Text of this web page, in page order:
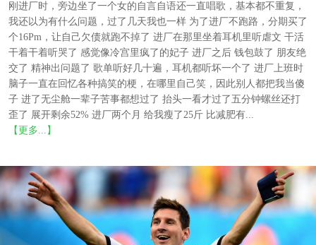
刚进厂时，旁边坐了一个女的自言自语还一直唱歌，基本都不重复，
我还以为有什么问题，过了几天我也一样 为了进厂不跑路，分期买了
个16Pm，让自己欠债就跑不掉了 进厂在那里坐着耳机里听虐文 干活
干着干着听哭了 感觉像冷宫里疯了的妃子 进厂之后 钱包鼓了 朋友绝
交了 精神出问题了 歌单听好几十遍，耳机都听坏一个了 进厂上班时
脑子一直在回忆各种搞笑的梗，在哪里自己笑，因此别人都把我当傻
子 进了无尘舱一辈子苦事都想过了 抬头一看才过了五分钟螺丝还打
歪了 展开剩余52% 进厂两个月 给我瘦了25斤 比减肥有...
【更多...】